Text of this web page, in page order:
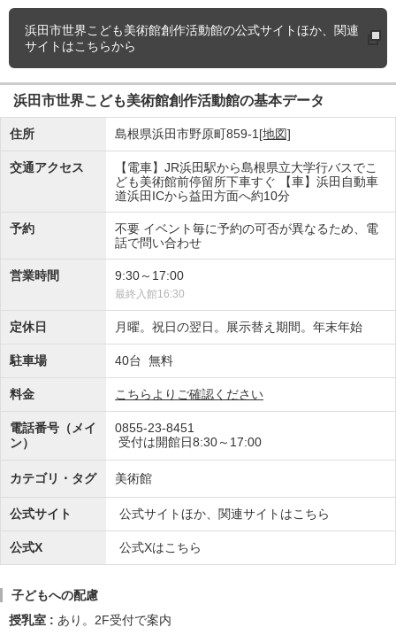
浜田市世界こども美術館創作活動館の公式サイトほか、関連
サイトはこちらから
浜田市世界こども美術館創作活動館の基本データ
住所 島根県浜田市野原町859-1 [地図]
交通アクセス
【電車】JR浜田駅から島根県立大学行バスでこ
ども美術館前停留所下車すぐ 【車】浜田自動車
道浜田ICから益田方面へ約10分
予約
不要 イベント毎に予約の可否が異なるため、電
話で問い合わせ
営業時間 9:30～17:00
最終入館16:30
定休日 月曜。祝日の翌日。展示替え期間。年末年始
駐車場 40台 無料
料金 こちらよりご確認ください
電話番号（メイ
ン）
0855-23-8451
受付は開館日8:30～17:00
カテゴリ・タグ 美術館
公式サイト 公式サイトほか、関連サイトはこちら
公式X 公式Xはこちら
子どもへの配慮
授乳室
あり。2F受付で案内